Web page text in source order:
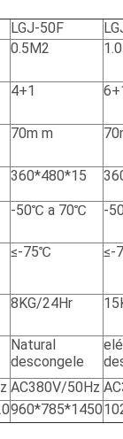
LGJ-50F
0.5M2
4+1
70m m
360*480*15
-50℃ a 70℃ -
≤-75℃ ≤-
8KG/24Hr
Natural
descongele
AC380V/50Hz
960*785*1450